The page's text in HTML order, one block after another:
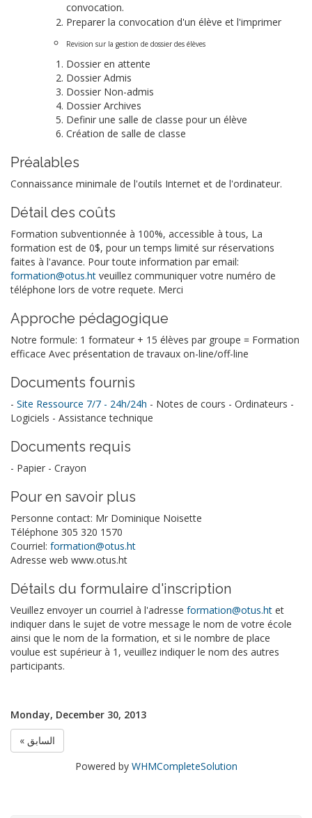
convocation.
Preparer la convocation d'un élève et l'imprimer
Revision sur la gestion de dossier des élèves
Dossier en attente
Dossier Admis
Dossier Non-admis
Dossier Archives
Definir une salle de classe pour un élève
Création de salle de classe
Préalables
Connaissance minimale de l'outils Internet et de l'ordinateur.
Détail des coûts
Formation subventionnée à 100%, accessible à tous, La
formation est de 0$, pour un temps limité sur réservations
faites à l'avance. Pour toute information par email:
formation@otus.ht veuillez communiquer votre numéro de
téléphone lors de votre requete. Merci
Approche pédagogique
Notre formule: 1 formateur + 15 élèves par groupe = Formation
efficace Avec présentation de travaux on-line/off-line
Documents fournis
- Site Ressource 7/7 - 24h/24h - Notes de cours - Ordinateurs -
Logiciels - Assistance technique
Documents requis
- Papier - Crayon
Pour en savoir plus
Personne contact: Mr Dominique Noisette
Téléphone 305 320 1570
Courriel: formation@otus.ht
Adresse web www.otus.ht
Détails du formulaire d'inscription
Veuillez envoyer un courriel à l'adresse formation@otus.ht et
indiquer dans le sujet de votre message le nom de votre école
ainsi que le nom de la formation, et si le nombre de place
voulue est supérieur à 1, veuillez indiquer le nom des autres
participants.
Monday, December 30, 2013
« السابق
Powered by WHMCompleteSolution